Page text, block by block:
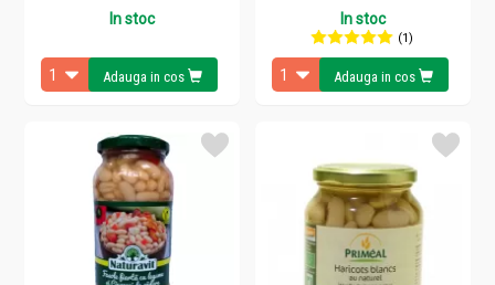
In stoc
Adauga in cos
In stoc
(1)
Adauga in cos